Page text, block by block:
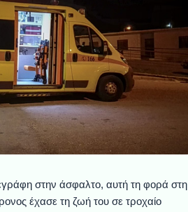
στην άσφαλτο, αυτή τη φορά στη
έχασε τη ζωή του σε τροχαίο